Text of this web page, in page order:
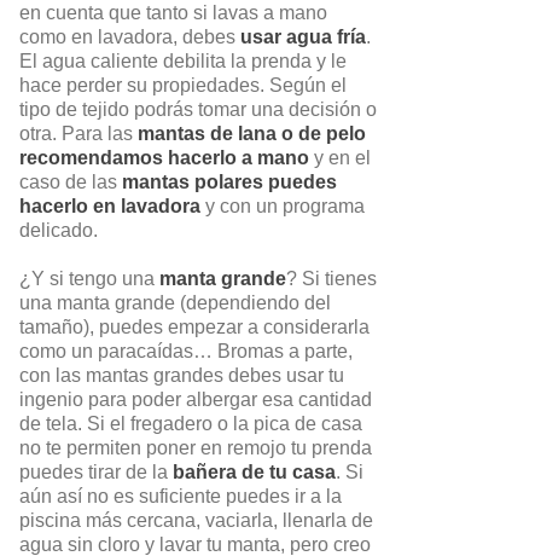
en cuenta que tanto si lavas a mano
como en lavadora, debes usar agua fría.
El agua caliente debilita la prenda y le
hace perder su propiedades. Según el
tipo de tejido podrás tomar una decisión o
otra. Para las mantas de lana o de pelo
recomendamos hacerlo a mano y en el
caso de las mantas polares puedes
hacerlo en lavadora y con un programa
delicado.
¿Y si tengo una manta grande? Si tienes
una manta grande (dependiendo del
tamaño), puedes empezar a considerarla
como un paracaídas… Bromas a parte,
con las mantas grandes debes usar tu
ingenio para poder albergar esa cantidad
de tela. Si el fregadero o la pica de casa
no te permiten poner en remojo tu prenda
puedes tirar de la bañera de tu casa. Si
aún así no es suficiente puedes ir a la
piscina más cercana, vaciarla, llenarla de
agua sin cloro y lavar tu manta, pero creo